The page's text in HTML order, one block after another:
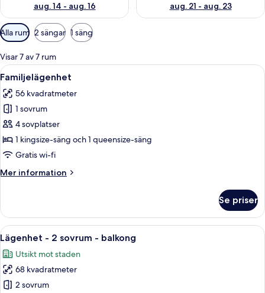
aug. 14 - aug. 16
aug. 21 - aug. 23
Tillgängliga
filter
för
rum
Alla rum 2 sängar 1 säng
Visar 7 av 7 rum
Öppna
alla
foton
för
Familjelägenhet
Ett modernt hotellrum med en
10
Familjelägenhet
56 kvadratmeter
1 sovrum
4 sovplatser
1 kingsize-säng och 1 queensize-säng
Gratis wi-fi
Mer information
Mer
Se priser
Öppna
alla
foton
för
Lägenhet
Ett modernt kök med träskåp, en
10
Lägenhet - 2 sovrum - balkong
Utsikt mot staden
68 kvadratmeter
2 sovrum